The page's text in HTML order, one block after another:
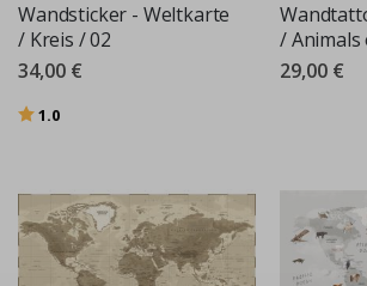
Wandsticker - Weltkarte
/ Kreis / 02
34,00 €
Bewertung:
1.0
/
29,00 €